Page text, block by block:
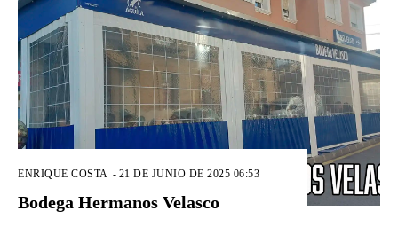
ENRIQUE COSTA - 21 DE JUNIO DE 2025 06:53
Bodega Hermanos Velasco